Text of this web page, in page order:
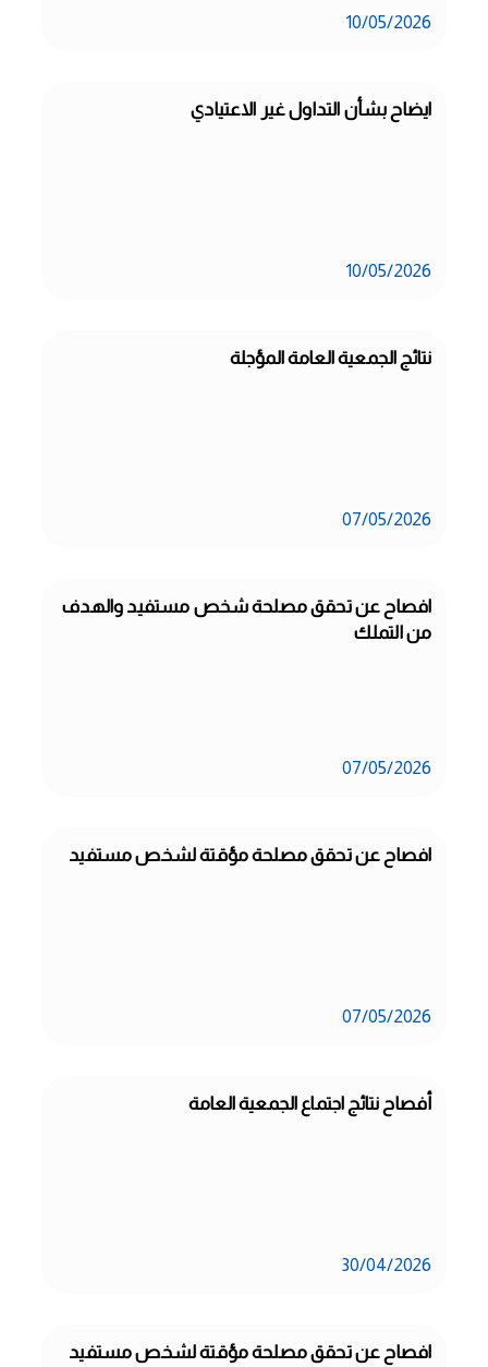
10/05/2026
ايضاح بشأن التداول غير الاعتيادي
10/05/2026
نتائج الجمعية العامة المؤجلة
07/05/2026
افصاح عن تحقق مصلحة شخص مستفيد والهدف
من التملك
07/05/2026
افصاح عن تحقق مصلحة مؤقتة لشخص مستفيد
07/05/2026
أفصاح نتائج اجتماع الجمعية العامة
30/04/2026